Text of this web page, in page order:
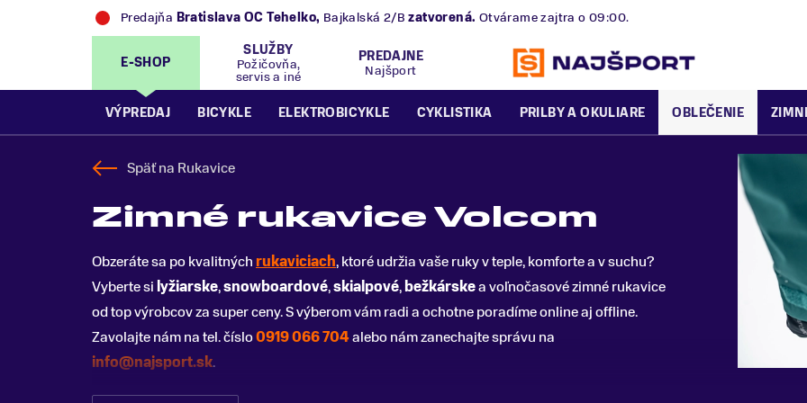
Predajňa Bratislava OC Tehelko, Bajkalská 2/B zatvorená. Otvárame zajtra o 09:00.
E-SHOP
SLUŽBY
Požičovňa,
servis a iné
PREDAJNE
Najšport
VÝPREDAJ BICYKLE ELEKTROBICYKLE CYKLISTIKA PRILBY A OKULIARE OBLEČENIE
Späť na Rukavice
Zimné rukavice Volcom
Obzeráte sa po kvalitných rukaviciach, ktoré udržia vaše ruky v teple, komforte a v suchu?
Vyberte si lyžiarske,snowboardové,skialpové,bežkárskea voľnočasové zimné rukavice
od top výrobcov za super ceny. S výberom vám radi a ochotne poradíme online aj offline.
Zavolajte nám na tel. číslo0919 066 704alebo nám zanechajte správu na
info@najsport.sk.